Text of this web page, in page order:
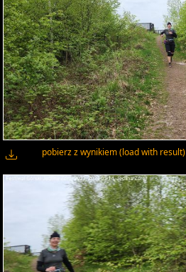
pobierz z wynikiem (load with result)